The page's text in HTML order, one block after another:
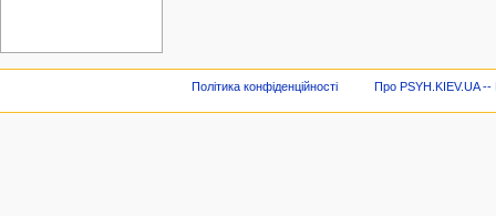
Політика конфіденційності Про PSYH.KIEV.UA --